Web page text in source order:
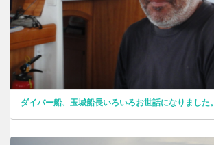
ダイバー船、玉城船長いろいろお世話になりました。